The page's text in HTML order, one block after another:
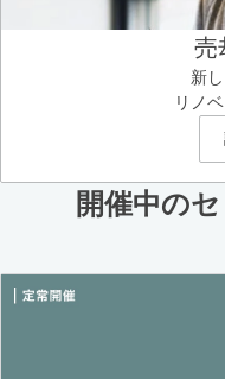
売
新
リノ
開催中の